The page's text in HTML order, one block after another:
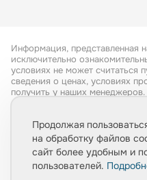
Информация, представленная
исключительно
условиях не может считаться
сведения о ценах, условиях
получить у наших менеджеров.
Обработка
Политика
Продолжая
на обработку файлов
сайт более удобным и
пользователей.